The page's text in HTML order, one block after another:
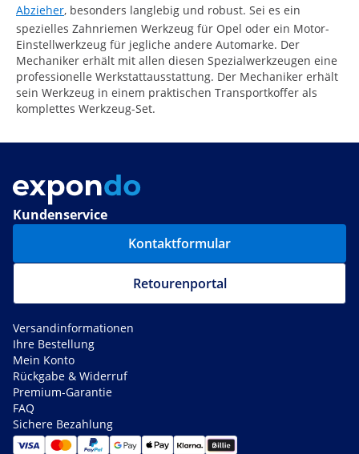
Abzieher, besonders langlebig und robust. Sei es ein
spezielles Zahnriemen Werkzeug für Opel oder ein Motor-
Einstellwerkzeug für jegliche andere Automarke. Der
Mechaniker erhält mit allen diesen Spezialwerkzeugen eine
professionelle Werkstattausstattung. Der Mechaniker erhält
sein Werkzeug in einem praktischen Transportkoffer als
komplettes Werkzeug-Set.
Kundenservice
Kontaktformular
Retourenportal
Versandinformationen
Ihre Bestellung
Mein Konto
Rückgabe & Widerruf
Premium-Garantie
FAQ
Sichere Bezahlung